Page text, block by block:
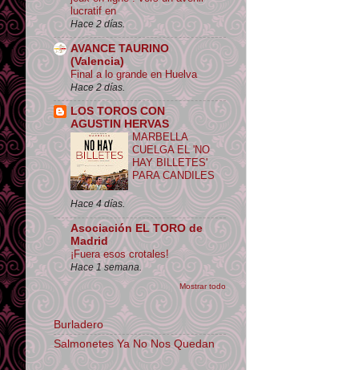
lucratif en
Hace 2 días.
AVANCE TAURINO
(Valencia)
Final a lo grande en Huelva
Hace 2 días.
LOS TOROS CON
AGUSTIN HERVAS
MARBELLA
CUELGA EL 'NO
HAY BILLETES'
PARA CANDILES
Hace 4 días.
Asociación EL TORO de
Madrid
¡Fuera esos crotales!
Hace 1 semana.
Mostrar todo
Burladero
Salmonetes Ya No Nos Quedan